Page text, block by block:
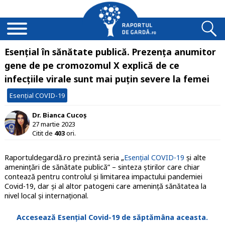
Esențial în sănătate publică. Prezența anumitor
gene de pe cromozomul X explică de ce
infecțiile virale sunt mai puțin severe la femei
Esențial COVID-19
Dr. Bianca Cucoș
27 martie 2023
Citit de 403ori.
Raportuldegardă.ro prezintă seria „Esențial COVID-19 și alte
amenințări de sănătate publică” – sinteza știrilor care chiar
contează pentru controlul și limitarea impactului pandemiei
Covid-19, dar și al altor patogeni care amenință sănătatea la
nivel local și internațional.
Accesează Esențial Covid-19 de săptămâna aceasta.